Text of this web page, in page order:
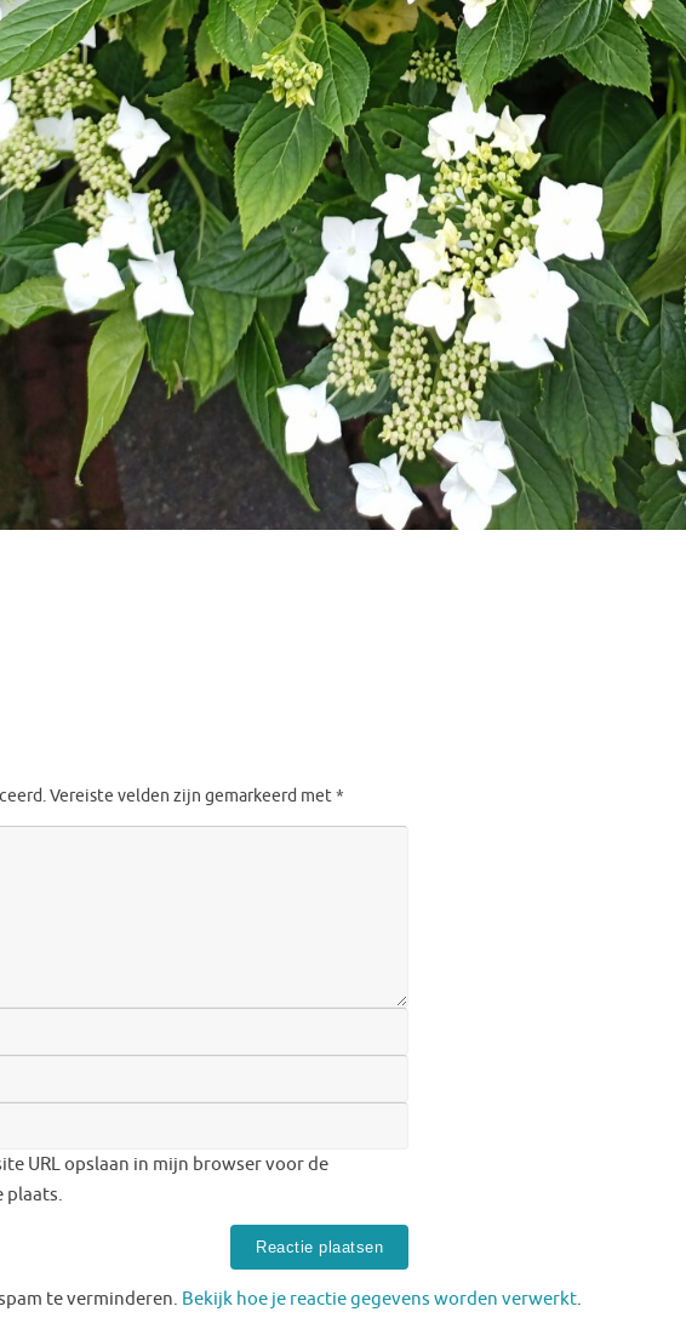
Vereiste velden zijn gemarkeerd met*
URL opslaan in mijn browser voor de
plaats.
te verminderen. Bekijk hoe je reactie gegevens worden verwerkt.